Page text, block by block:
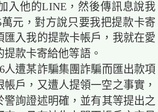
入他的LINE，然後傳訊息說我
元，對方說只要我把提款卡寄
入我的提款卡帳戶，我就在愛
款卡寄給他等語。
人遭某詐騙集團詐騙而匯出款項
戶，又遭人提領一空之事實，
警詢證述明確，並有其等提出之